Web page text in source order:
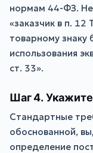
нормам 44-ФЗ. Не
«заказчик в п. 12
товарному знаку
использования
ст. 33».
Шаг 4.
Стандартные
обоснованной,
определение